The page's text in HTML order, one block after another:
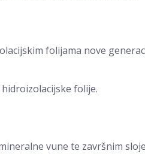
folijama nove
folije.
vune te završnim